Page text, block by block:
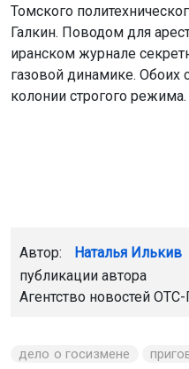
Томского
Галкин. Поводом для
иранском журнале
газовой динамике. Обоих
колонии строгого режима.
Автор: Наталья Илькив
публикации автора
Агентство новостей ОТС-
дело о госизмене